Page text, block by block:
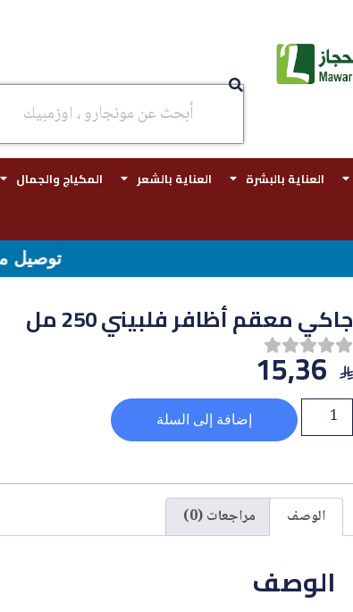
العناية بالبشرة العناية بالشعر المكياج والجمال
توصيل مجاني بجدة للطلبات فوق قيمه
جاكي معقم أظافر فلبيني 250 مل
15,36
إضافة إلى السلة
الوصف مراجعات (0)
الوصف